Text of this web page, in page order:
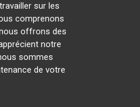
sur les
comprenons
offrons des
notre
sommes
de votre